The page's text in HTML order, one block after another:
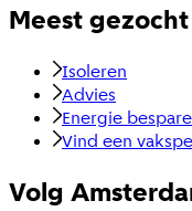
Meest gezocht
Isoleren
Advies
Energie
Vind een
Volg